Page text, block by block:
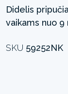
Didelis
vaikams nuo 9
SKU 59252NK